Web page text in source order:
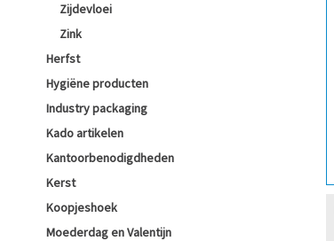
Zijdevloei
Zink
Herfst
Hygiëne producten
Industry packaging
Kado artikelen
Kantoorbenodigdheden
Kerst
Koopjeshoek
Moederdag en Valentijn